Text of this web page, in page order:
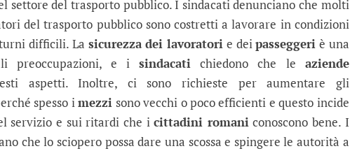
settore del trasporto pubblico. I sindacati denunciano che molti
del trasporto pubblico sono costretti a lavorare in condizioni
difficili. La sicurezza dei lavoratori e deipasseggeri è una
preoccupazioni, e isindacati chiedono che le aziende
aspetti. Inoltre, ci sono richieste per aumentare gli
spesso imezzi sono vecchi o poco efficienti e questo incide
servizio e sui ritardi che icittadini romaniconoscono bene. I
che lo sciopero possa dare una scossa e spingere le autorità a